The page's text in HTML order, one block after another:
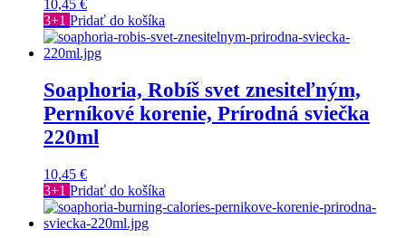
10,45 €
3+1 Pridať do košíka
Soaphoria, Robíš svet znesiteľným,
Perníkové korenie, Prírodná sviečka
220ml
10,45 €
3+1 Pridať do košíka